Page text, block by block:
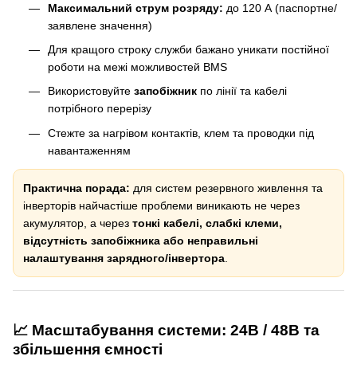
Максимальний струм розряду: до 120 А (паспортне/
заявлене значення)
Для кращого строку служби бажано уникати постійної
роботи на межі можливостей BMS
Використовуйте запобіжник по лінії та кабелі
потрібного перерізу
Стежте за нагрівом контактів, клем та проводки під
навантаженням
Практична порада: для систем резервного живлення та
інверторів найчастіше проблеми виникають не через
акумулятор, а через тонкі кабелі, слабкі клеми,
відсутність запобіжника або неправильні
налаштування зарядного/інвертора
📈 Масштабування системи: 24В / 48В та
збільшення ємності